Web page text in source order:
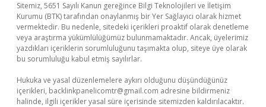
Sitemiz, 5651 Sayılı Kanun gereğince Bilgi Teknolojileri ve İletişim
Kurumu (BTK) tarafından onaylanmış bir Yer Sağlayıcı olarak hizmet
vermektedir. Bu nedenle, sitedeki içerikleri proaktif olarak denetleme
veya araştırma yükümlülüğümüz bulunmamaktadır. Ancak, üyelerimiz
yazdıkları içeriklerin sorumluluğunu taşımakta olup, siteye üye olarak
bu sorumluluğu kabul etmiş sayılırlar.
Hukuka ve yasal düzenlemelere aykırı olduğunu düşündüğünüz
içerikleri, backlinkpanelicomtr@gmail.com adresine bildirmeniz
halinde, ilgili içerikler yasal süre içerisinde sitemizden kaldırılacaktır.